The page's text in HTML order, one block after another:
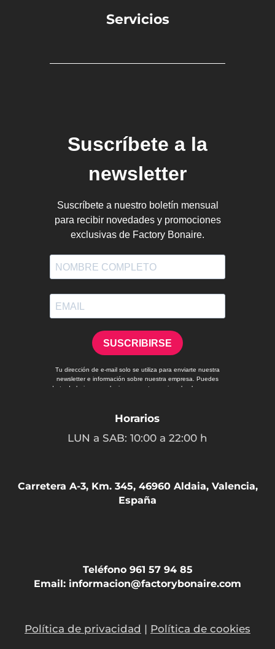
Servicios
Horarios
LUN a SAB: 10:00 a 22:00 h
Carretera A-3, Km. 345, 46960 Aldaia, Valencia,
España
Teléfono 961 57 94 85
Email: informacion@factorybonaire.com
Política de privacidad | Política de cookies